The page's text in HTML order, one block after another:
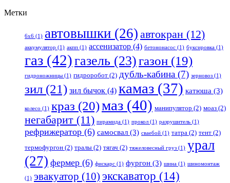
Метки
6x6 (1) автовышки (26) автокран (12)
аккумулятор (1) акпп (1) ассенизатор (4) бетононасос (1) буксировка (1)
газ (42)газель (23)газон (19)
гидроножницы (1) гидроробот (2) дубль-кабина (7) зерновоз (1)
зил (21) зил бычок (4) камаз (37) катюша (3)
колесо (1) краз (20)маз (40) манипулятор (2) моаз (2)
негабарит (11) пирамида (1) прокол (1) разрушитель (1)
рефрижератор (6) самосвал (3) сваебой (1) татра (2) тент (2)
термофургон (2) тралы (2) тягач (2) тяжеловесный груз (1) урал
(27) фермер (6) фискарс (1) фургон (3) шина (1) шиномонтаж
(1) эвакуатор (10) экскаватор (14)